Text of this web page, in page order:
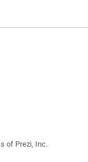
of Prezi, Inc.